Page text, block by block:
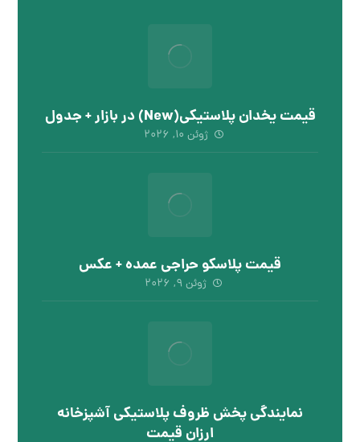
قیمت یخدان پلاستیکی(New) در بازار + جدول
ژوئن ۱۰, ۲۰۲۶
قیمت پلاسکو حراجی عمده + عکس
ژوئن ۹, ۲۰۲۶
نمایندگی پخش ظروف پلاستیکی آشپزخانه
ارزان قیمت